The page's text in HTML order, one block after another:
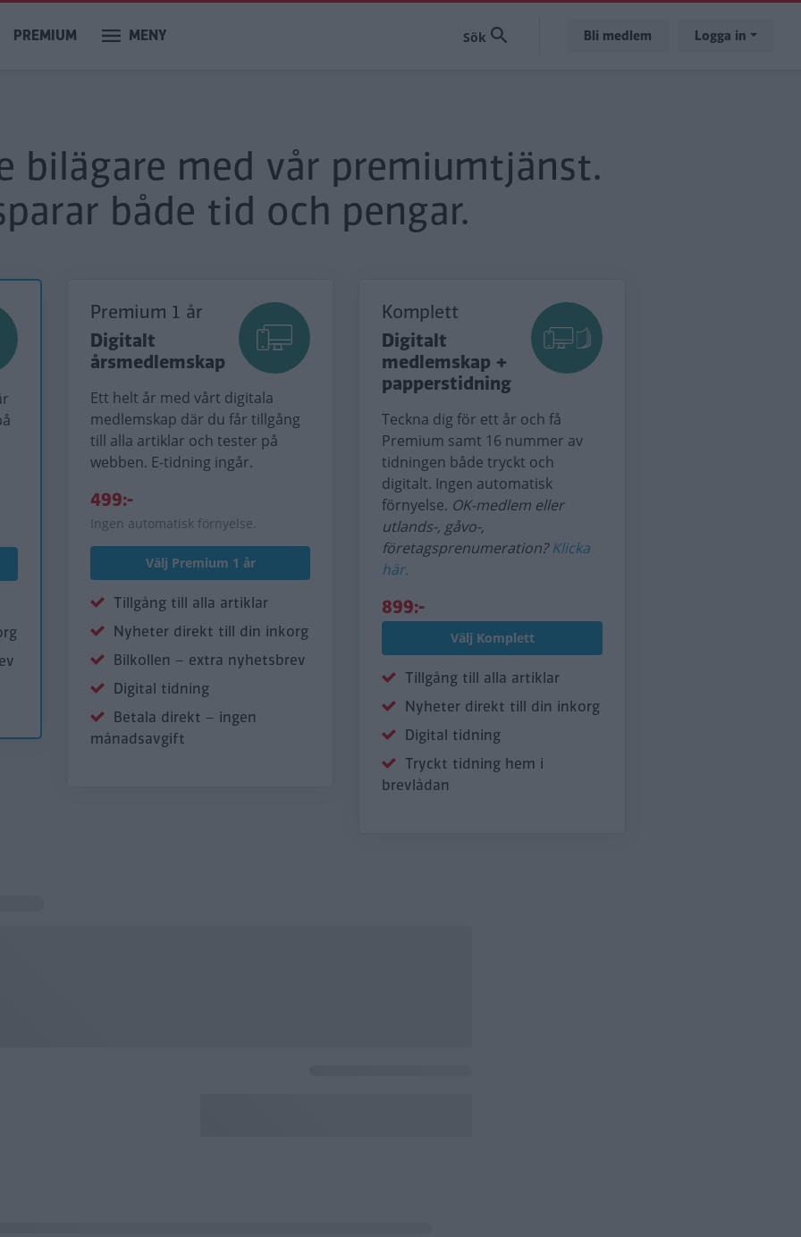
PREMIUM MENY Bli medlem Logga in
bilägare med vår premiumtjänst.
både tid och pengar.
Premium 1 år
Digitalt
årsmedlemskap
Ett helt år med vårt digitala
medlemskap där du får tillgång
till alla artiklar och tester på
webben. E-tidning ingår.
499:-
Ingen automatisk förnyelse.
Välj Premium 1 år
Tillgång till alla artiklar
Nyheter direkt till din inkorg
Bilkollen – extra nyhetsbrev
Digital tidning
Betala direkt – ingen
månadsavgift
Komplett
Digitalt
medlemskap +
papperstidning
Teckna dig för ett år och få
Premium samt 16 nummer av
tidningen både tryckt och
digitalt. Ingen automatisk
förnyelse. OK-medlem eller
utlands-, gåvo-,
företagsprenumeration?Klicka
här.
899:-
Välj Komplett
Tillgång till alla artiklar
Nyheter direkt till din inkorg
Digital tidning
Tryckt tidning hem i
brevlådan